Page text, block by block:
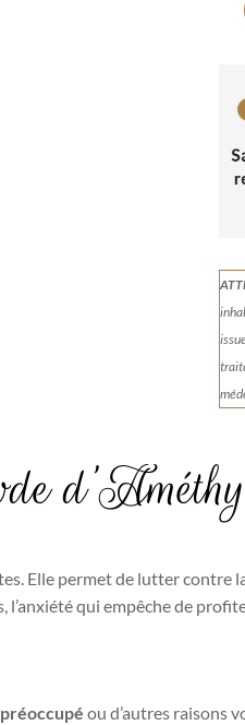
Elle permet de lutter contre
qui empêche de
ou d’autres raisons